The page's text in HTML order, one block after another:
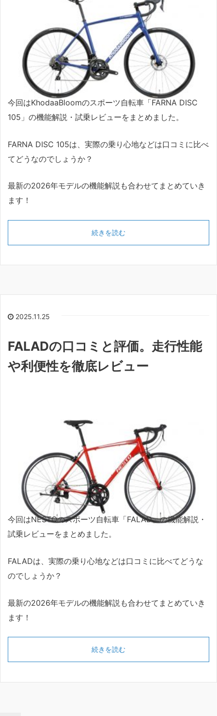
今回はKhodaaBloomのスポーツ自転車「FARNA DISC
105」の機能解説・試乗レビューをまとめました。
FARNA DISC 105は、実際の乗り心地などは口コミに比べ
てどうなのでしょうか？
最新の2026年モデルの機能解説も合わせてまとめていき
ます！
続きを読む
2025.11.25
FALADの口コミと評価。走行性能
や利便性を徹底レビュー
今回はNESTOのスポーツ自転車「FALAD」の機能解説・
試乗レビューをまとめました。
FALADは、実際の乗り心地などは口コミに比べてどうな
のでしょうか？
最新の2026年モデルの機能解説も合わせてまとめていき
ます！
続きを読む